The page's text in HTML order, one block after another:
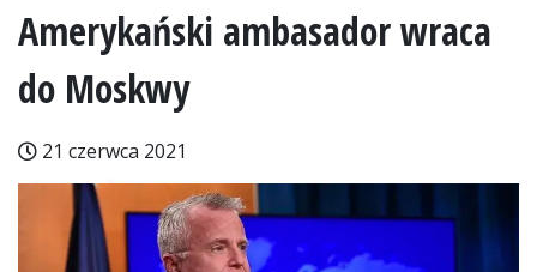
Amerykański ambasador wraca
do Moskwy
21 czerwca 2021